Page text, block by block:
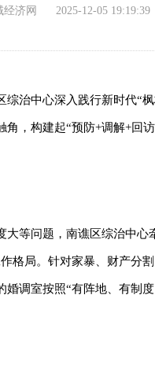
经济网 2025-12-05 19:19:39
综治中心深入践行新时代“
，构建起“预防+调解+回
大等问题，南谯区综治中
格局。针对家暴、财产分
婚调室按照“有阵地、有制